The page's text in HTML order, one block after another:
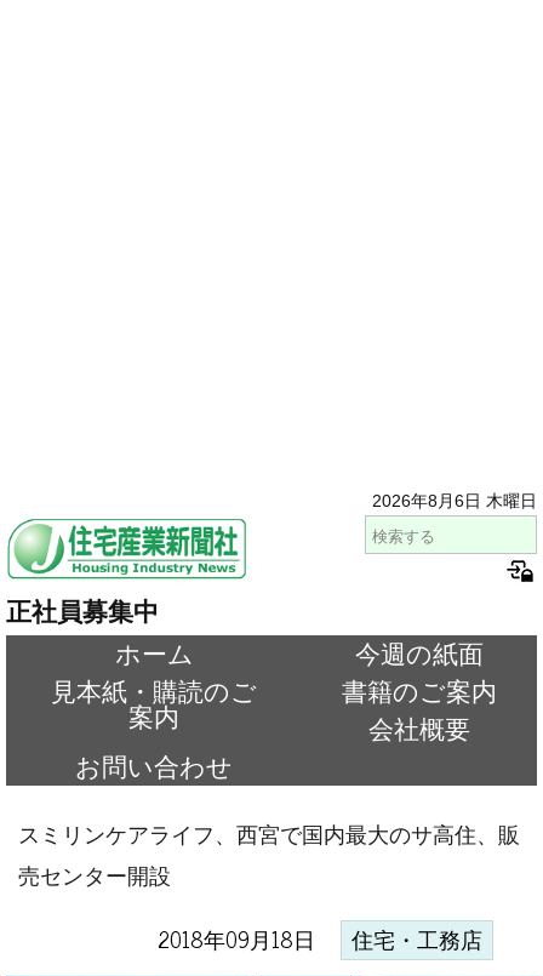
2026年8月6日 木曜日
正社員募集中
ホーム
今週の紙面
見本紙・購読のご
案内
書籍のご案内
会社概要
お問い合わせ
スミリンケアライフ、西宮で国内最大のサ高住、販
売センター開設
2018年09月18日 住宅・工務店